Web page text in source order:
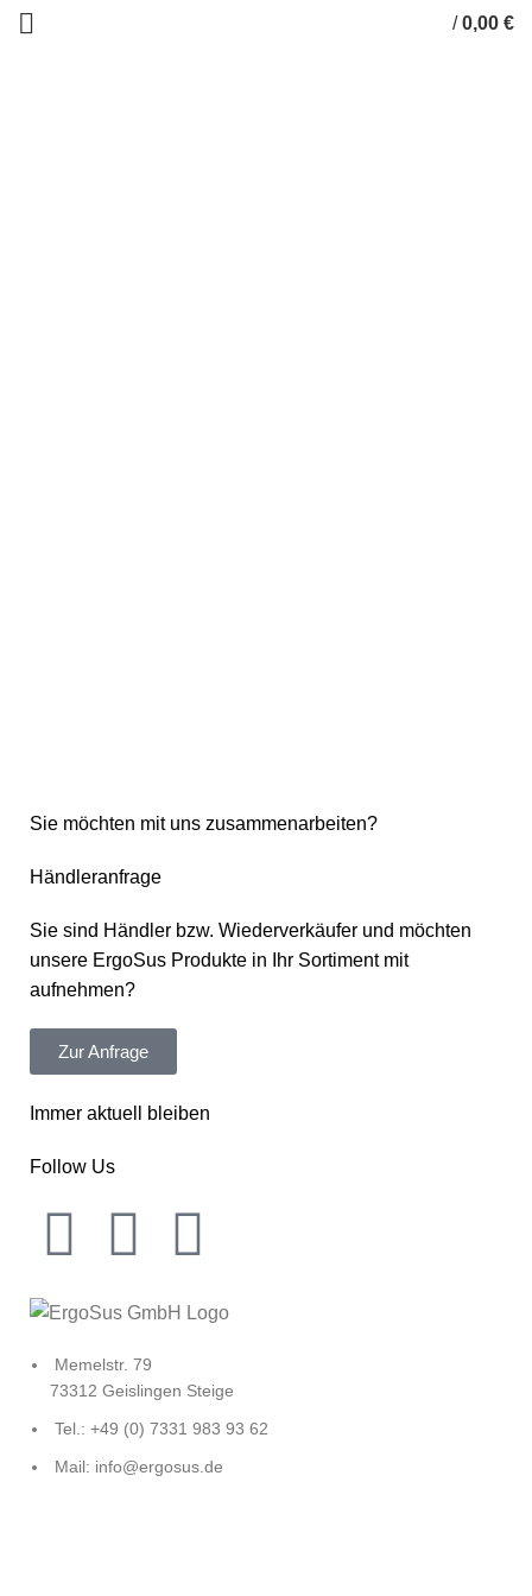
/ 0,00 €
Sie möchten mit uns zusammenarbeiten?
Händleranfrage
Sie sind Händler bzw. Wiederverkäufer und möchten
unsere ErgoSus Produkte in Ihr Sortiment mit
aufnehmen?
Zur Anfrage
Immer aktuell bleiben
Follow Us
Memelstr. 79
73312 Geislingen Steige
Tel.: +49 (0) 7331 983 93 62
Mail: info@ergosus.de